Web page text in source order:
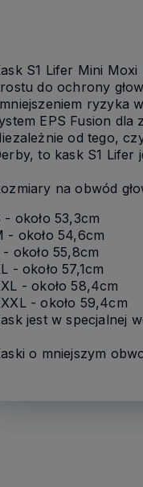
S1 Lifer Mini
do ochrony
ryzyka
EPS Fusion dla
od tego,
to kask S1 Lifer
na obwód
- około 53,3cm
- około 54,6cm
- około 55,8cm
- około 57,1cm
- około 58,4cm
- około 59,4cm
jest w specjalnej
o mniejszym